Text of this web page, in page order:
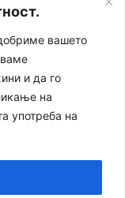
вашето
и да го
на
употреба на